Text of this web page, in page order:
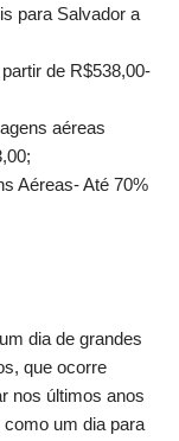
para Salvador a
de R$538,00-
aéreas
Aéreas- Até 70%
dia de grandes
que ocorre
nos últimos anos
um dia para